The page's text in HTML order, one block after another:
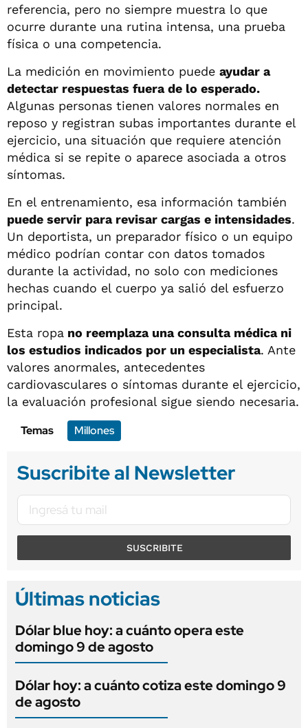
referencia, pero no siempre muestra lo que
ocurre durante una rutina intensa, una prueba
física o una competencia.
La medición en movimiento puede ayudar a
detectar respuestas fuera de lo esperado.
Algunas personas tienen valores normales en
reposo y registran subas importantes durante el
ejercicio, una situación que requiere atención
médica si se repite o aparece asociada a otros
síntomas.
En el entrenamiento, esa información también
puede servir para revisar cargas e intensidades.
Un deportista, un preparador físico o un equipo
médico podrían contar con datos tomados
durante la actividad, no solo con mediciones
hechas cuando el cuerpo ya salió del esfuerzo
principal.
Esta ropa no reemplaza una consulta médica ni
los estudios indicados por un especialista. Ante
valores anormales, antecedentes
cardiovasculares o síntomas durante el ejercicio,
la evaluación profesional sigue siendo necesaria.
Temas
Millones
Suscribite al Newsletter
SUSCRIBITE
Últimas noticias
Dólar blue hoy: a cuánto opera este
domingo 9 de agosto
Dólar hoy: a cuánto cotiza este domingo 9
de agosto